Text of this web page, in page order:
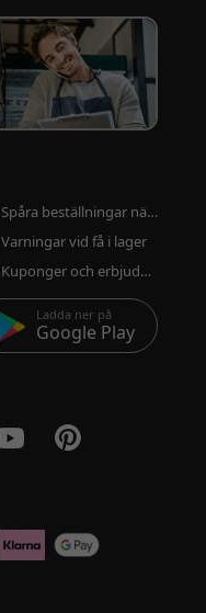
Spåra beställningar närsomhelst
Varningar vid få i lager
Kuponger och erbjudanden
Ladda ner på
Google Play